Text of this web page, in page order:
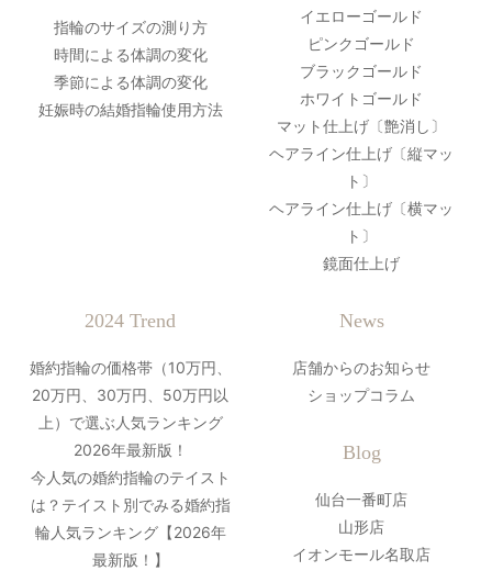
指輪のサイズの測り方
時間による体調の変化
季節による体調の変化
妊娠時の結婚指輪使用方法
イエローゴールド
ピンクゴールド
ブラックゴールド
ホワイトゴールド
マット仕上げ〔艶消し〕
ヘアライン仕上げ〔縦マッ
ト〕
ヘアライン仕上げ〔横マッ
ト〕
鏡面仕上げ
2024 Trend
婚約指輪の価格帯（10万円、
20万円、30万円、50万円以
上）で選ぶ人気ランキング
2026年最新版！
今人気の婚約指輪のテイスト
は？テイスト別でみる婚約指
輪人気ランキング【2026年
最新版！】
News
店舗からのお知らせ
ショップコラム
Blog
仙台一番町店
山形店
イオンモール名取店